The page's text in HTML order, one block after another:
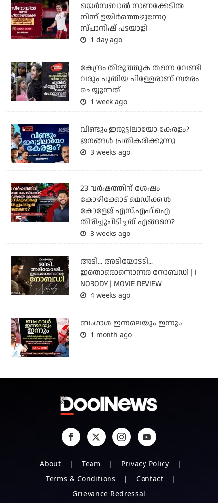
ഒയര്‍സബാൽ നാണക്കേടിൽ
നിന്ന് ഉയിർത്തെഴുന്നേറ്റ
സ്പാനിഷ് പടയാളി
1 day ago
കേന്ദ്രം തിരുത്തുക തന്നെ വേണ്ടി
വരും പുതിയ പിള്ളേരാണ് സമരം
ചെയ്യുന്നത്
1 week ago
വീണ്ടും ഇരുട്ടിലായോ കേരളം?
ജനങ്ങൾ പ്രതികരിക്കുന്നു
3 weeks ago
23 വർഷത്തിന് ശേഷം
കോഴിക്കോട് മെഡിക്കൽ
കോളേജ് എസ്.എഫ്.ഐ
തിരിച്ചുപിടിച്ചത് എങ്ങനെ?
3 weeks ago
അടി... അടിയോടടി...
ഇതൊരൊന്നൊന്നര നോബഡി | I
NOBODY | MOVIE REVIEW
4 weeks ago
ബംഗാള്‍ ഇന്നലെയും ഇന്നും
1 month ago
About Team
Privacy Policy
Terms & Conditions
Contact
Grievance Redressal